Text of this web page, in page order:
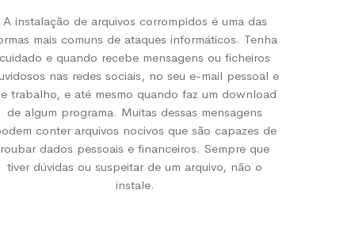
A instalação de arquivos corrompidos é uma das
mais comuns de ataques informáticos. Tenha
cuidado e quando recebe mensagens ou ficheiros
nas redes sociais, no seu e-mail pessoal e
trabalho, e até mesmo quando faz um download
de algum programa. Muitas dessas mensagens
conter arquivos nocivos que são capazes de
roubar dados pessoais e financeiros. Sempre que
tiver dúvidas ou suspeitar de um arquivo, não o
instale.